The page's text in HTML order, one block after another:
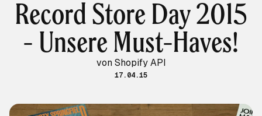
Record Store Day 2015
- Unsere Must-Haves!
von Shopify API
17.04.15